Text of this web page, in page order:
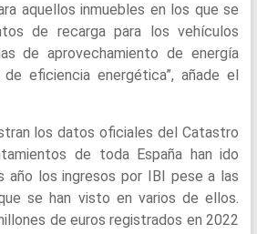
aquellos inmuebles en los que se
de recarga para los vehículos
de aprovechamiento de energía
eficiencia energética”, añade el
los datos oficiales del Catastro
de toda España han ido
año los ingresos por IBI pese a las
se han visto en varios de ellos.
de euros registrados en 2022